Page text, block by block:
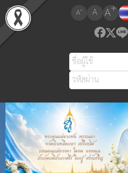
A- A A+